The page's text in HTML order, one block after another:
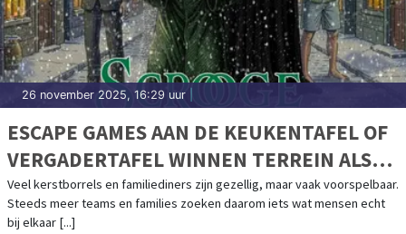
26 november 2025, 16:29 uur
ESCAPE GAMES AAN DE KEUKENTAFEL OF
VERGADERTAFEL WINNEN TERREIN ALS
KERSTACTIVITEIT
Veel kerstborrels en familiediners zijn gezellig, maar vaak voorspelbaar.
Steeds meer teams en families zoeken daarom iets wat mensen echt
bij elkaar [...]